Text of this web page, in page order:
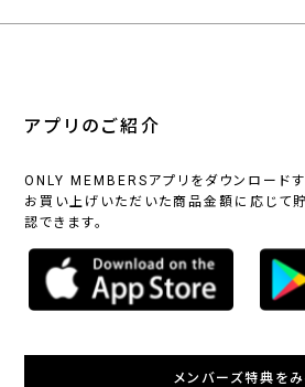
アプリのご紹介
ONLY MEMBERSアプリをダウンロードす
お買い上げいただいた商品金額に応じて
認できます。
メンバーズ特典をみ